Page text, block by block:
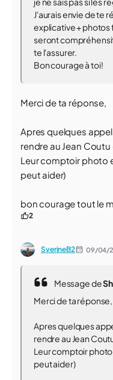
J'aurais envie de te
explicative + photos
seront
te l'assurer.
Bon courage à toi!
Merci de ta réponse,
Apres quelques
rendre au Jean
Leur comptoir photo
peut aider)
bon courage tout le
2
SverineB2 09/04/
Message de
Merci de ta réponse,
Apres quelques
rendre au Jean
Leur comptoir
peut aider)